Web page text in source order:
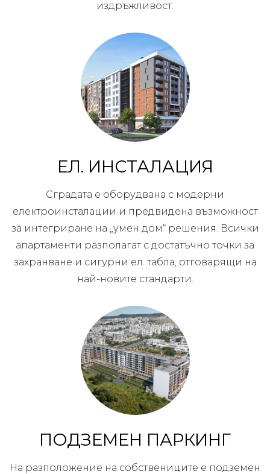
издръжливост.
ЕЛ. ИНСТАЛАЦИЯ
Сградата е оборудвана с модерни
електроинсталации и предвидена възможност
за интегриране на „умен дом“ решения. Всички
апартаменти разполагат с достатъчно точки за
захранване и сигурни ел. табла, отговарящи на
най-новите стандарти.
ПОДЗЕМЕН ПАРКИНГ
На разположение на собствениците е подземен